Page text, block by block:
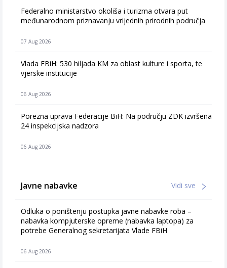
Federalno ministarstvo okoliša i turizma otvara put
međunarodnom priznavanju vrijednih prirodnih područja
07 Aug 2026
Vlada FBiH: 530 hiljada KM za oblast kulture i sporta, te
vjerske institucije
06 Aug 2026
Porezna uprava Federacije BiH: Na području ZDK izvršena
24 inspekcijska nadzora
06 Aug 2026
Javne nabavke Vidi sve
Odluka o poništenju postupka javne nabavke roba –
nabavka kompjuterske opreme (nabavka laptopa) za
potrebe Generalnog sekretarijata Vlade FBiH
06 Aug 2026